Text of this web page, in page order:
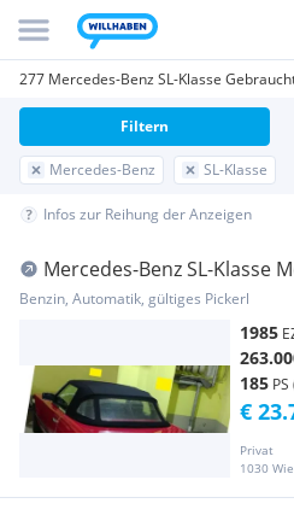
277 Mercedes-Benz SL-Klasse
Mercedes-Benz SL-Klasse
Filtern
Infos zur Reihung der Anzeigen
Mercedes-Benz SL-Klasse
1985, 1.Besitz, TOP Zustand
Benzin, Automatik, gültiges Pickerl
1985
185
Privat
1030
€